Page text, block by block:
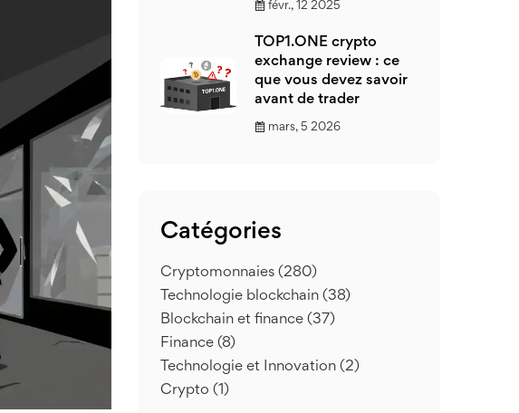
févr., 12 2025
TOP1.ONE crypto
exchange review : ce
que vous devez savoir
avant de trader
mars, 5 2026
Catégories
Cryptomonnaies (280)
Technologie blockchain (38)
Blockchain et finance (37)
Finance (8)
Technologie et Innovation (2)
Crypto (1)